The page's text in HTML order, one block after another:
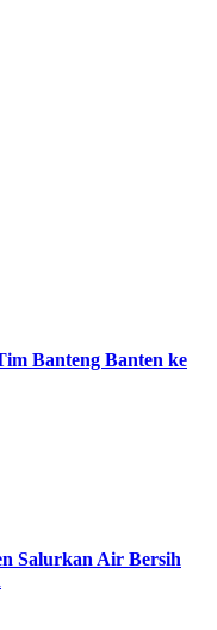
Banteng Banten ke
Salurkan Air Bersih